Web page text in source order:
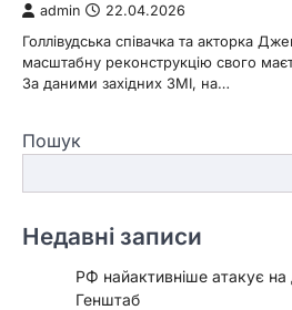
admin 22.04.2026
Голлівудська співачка та акторка
масштабну реконструкцію свого
За даними західних ЗМІ, на…
Пошук
Недавні записи
РФ найактивніше атакує
Генштаб